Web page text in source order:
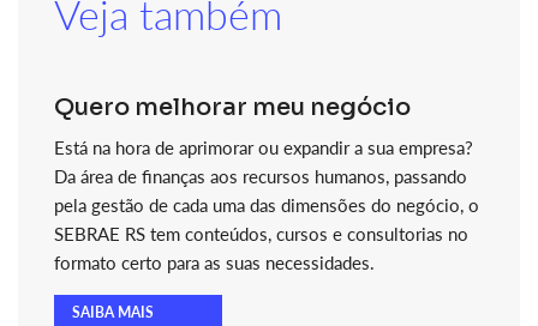
Veja também
Quero melhorar meu negócio
Está na hora de aprimorar ou expandir a sua empresa?
Da área de finanças aos recursos humanos, passando
pela gestão de cada uma das dimensões do negócio, o
SEBRAE RS tem conteúdos, cursos e consultorias no
formato certo para as suas necessidades.
SAIBA MAIS